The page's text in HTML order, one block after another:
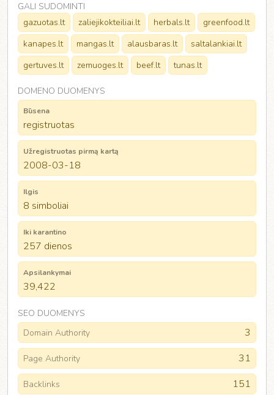
GALI SUDOMINTI
gazuotas.lt
zaliejikokteiliai.lt herbals.lt
greenfood.lt
kanapes.lt
mangas.lt alausbaras.lt
saltalankiai.lt
gertuves.lt
zemuoges.lt beef.lt tunas.lt
DOMENO DUOMENYS
Būsena
registruotas
Užregistruotas pirmą kartą
2008-03-18
Ilgis
8 simboliai
Iki karantino
257 dienos
Apsilankymai
39,422
SEO DUOMENYS
Domain Authority
3
Page Authority 31
Backlinks 151